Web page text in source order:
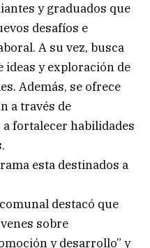
y graduados que
desafíos e
A su vez, busca
y exploración de
Además, se ofrece
a través de
fortalecer habilidades
esta destinados a
destacó que
sobre
y desarrollo” y